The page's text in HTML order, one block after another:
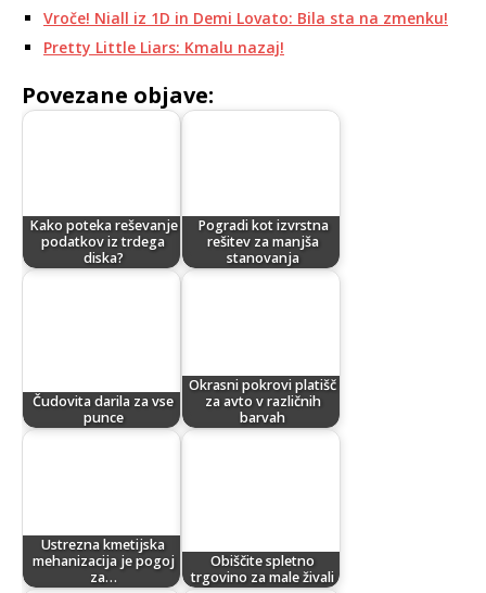
Vroče! Niall iz 1D in Demi Lovato: Bila sta na zmenku!
Pretty Little Liars: Kmalu nazaj!
Povezane objave:
Kako poteka reševanje
podatkov iz trdega
diska?
Pogradi kot izvrstna
rešitev za manjša
stanovanja
Čudovita darila za vse
punce
Okrasni pokrovi platišč
za avto v različnih
barvah
Ustrezna kmetijska
mehanizacija je pogoj
za…
Obiščite spletno
trgovino za male živali